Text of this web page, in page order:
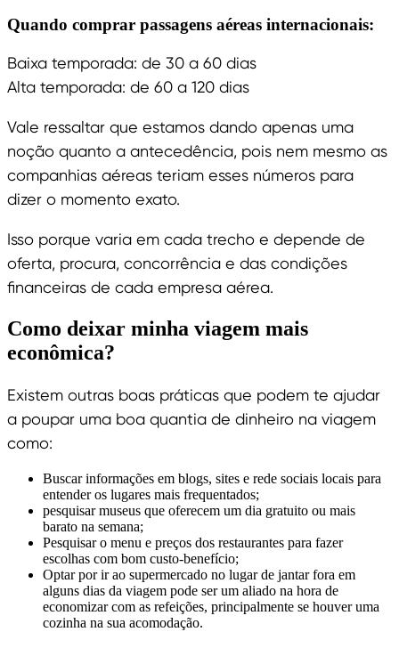
Quando comprar passagens aéreas internacionais:
Baixa temporada: de 30 a 60 dias
Alta temporada: de 60 a 120 dias
Vale ressaltar que estamos dando apenas uma
noção quanto a antecedência, pois nem mesmo as
companhias aéreas teriam esses números para
dizer o momento exato.
Isso porque varia em cada trecho e depende de
oferta, procura, concorrência e das condições
financeiras de cada empresa aérea.
Como deixar minha viagem mais
econômica?
Existem outras boas práticas que podem te ajudar
a poupar uma boa quantia de dinheiro na viagem
como:
Buscar informações em blogs, sites e rede sociais locais para
entender os lugares mais frequentados;
pesquisar museus que oferecem um dia gratuito ou mais
barato na semana;
Pesquisar o menu e preços dos restaurantes para fazer
escolhas com bom custo-benefício;
Optar por ir ao supermercado no lugar de jantar fora em
alguns dias da viagem pode ser um aliado na hora de
economizar com as refeições, principalmente se houver uma
cozinha na sua acomodação.